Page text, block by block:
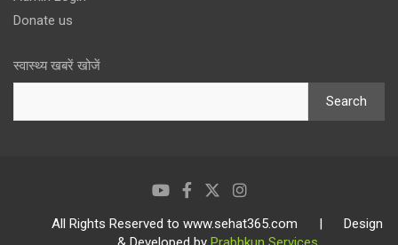
Donate us
स्वास्थ्य खबरें खोजें
Search
All Rights Reserved to www.sehat365.com | Design